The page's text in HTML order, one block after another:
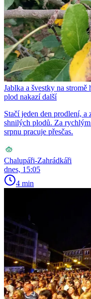
Jablka a švestky na
plod nakazí další
Stačí jeden den prodlení,
shnilých plodů. Za
srpnu pracuje přesčas.
Chalupáři-Zahrádkáři
dnes, 15:05
4 min